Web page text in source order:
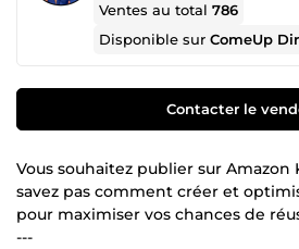
Ventes au total786
Disponible surComeUp
Contacter le
Vous souhaitez publier sur Amazon
savez pas comment créer et
pour maximiser vos chances de
---